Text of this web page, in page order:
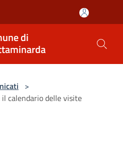
di
>
calendario delle visite